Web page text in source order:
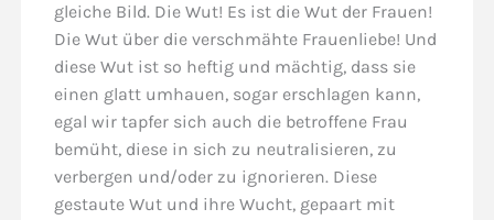
gleiche Bild. Die Wut! Es ist die Wut der Frauen!
Die Wut über die verschmähte Frauenliebe! Und
diese Wut ist so heftig und mächtig, dass sie
einen glatt umhauen, sogar erschlagen kann,
egal wir tapfer sich auch die betroffene Frau
bemüht, diese in sich zu neutralisieren, zu
verbergen und/oder zu ignorieren. Diese
gestaute Wut und ihre Wucht, gepaart mit